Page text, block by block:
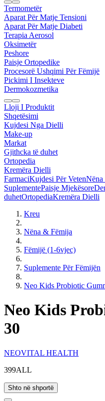
Termometër
Aparat Për Matje Tensioni
Aparat Për Matje Diabeti
Terapia Aerosol
Oksimetër
Peshore
Paisje Ortopedike
Procesorë Ushqimi Për Fëmijë
Pickimi I Insekteve
Dermokozmetika
Lloji I Produktit
Shqetësimi
Kujdesi Nga Dielli
Make-up
Markat
Gjithcka të duhet
Ortopedia
Kremëra Dielli
FarmaciKujdesi Për VetenNëna
SuplementePaisje Mjekësore
duhetOrtopediaKremëra Dielli
Kreu
Nëna & Fëmija
Fëmijë (1-6vjec)
Suplemente Për Fëmijën
Neo Kids Probiotic
Neo Kids
30
NEOVITAL HEALTH
399ALL
Shto në shportë